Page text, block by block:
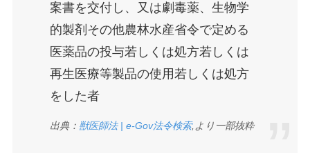
案書を交付し、又は劇毒薬、生物学
的製剤その他農林水産省令で定める
医薬品の投与若しくは処方若しくは
再生医療等製品の使用若しくは処方
をした者
出典： 獣医師法 | e-Gov法令検索,より一部抜粋